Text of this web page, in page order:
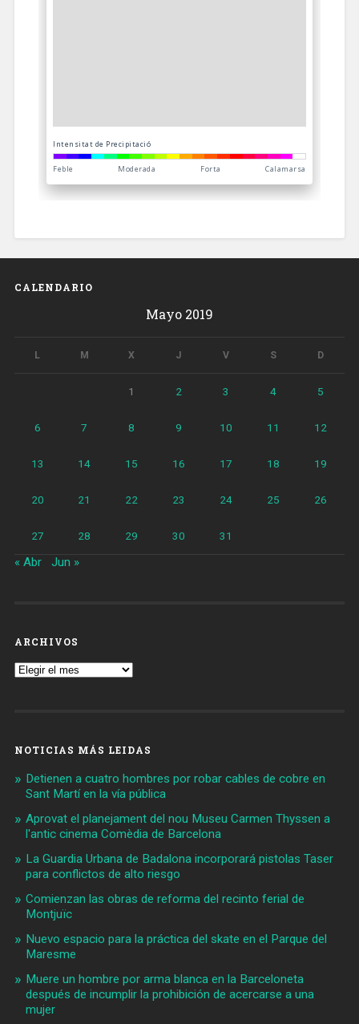
CALENDARIO
Mayo 2019
L M X J V S D
1 2 3 4 5
6 7 8 9 10 11 12
13 14 15 16 17 18 19
20 21 22 23 24 25 26
27 28 29 30 31
« Abr Jun »
ARCHIVOS
Archivos
NOTICIAS MÁS LEIDAS
Detienen a cuatro hombres por robar cables de cobre en
Sant Martí en la vía pública
Aprovat el planejament del nou Museu Carmen Thyssen a
l'antic cinema Comèdia de Barcelona
La Guardia Urbana de Badalona incorporará pistolas Taser
para conflictos de alto riesgo
Comienzan las obras de reforma del recinto ferial de
Montjuïc
Nuevo espacio para la práctica del skate en el Parque del
Maresme
Muere un hombre por arma blanca en la Barceloneta
después de incumplir la prohibición de acercarse a una
mujer